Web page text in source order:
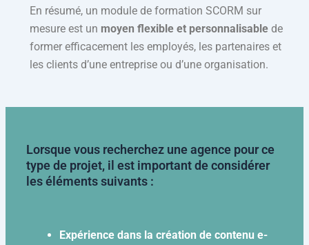
En résumé, un module de formation SCORM sur
mesure est un moyen flexible et personnalisablede
former efficacement les employés, les partenaires et
les clients d’une entreprise ou d’une organisation.
Lorsque vous recherchez une agence pour ce
type de projet, il est important de considérer
les éléments suivants :
Expérience dans la création de contenu e-